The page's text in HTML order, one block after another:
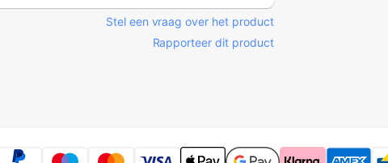
Stel een vraag over het product
Rapporteer dit product